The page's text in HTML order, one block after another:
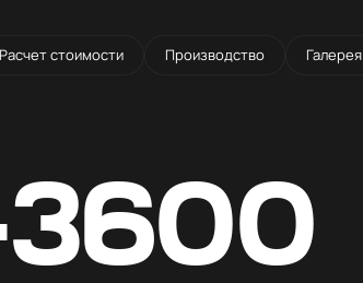
Расчет стоимости Производство Галерея
3600